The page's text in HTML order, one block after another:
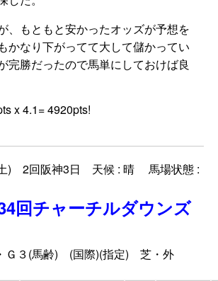
、もともと安かったオッズが予想を
かなり下がってて大して儲かってい
完勝だったので馬単にしておけば良
x 4.1= 4920pts!
) 2回阪神3日 天候 : 晴 馬場状態 :
回チャーチルダウンズ
Ｇ３(馬齢) (国際)(指定) 芝・外